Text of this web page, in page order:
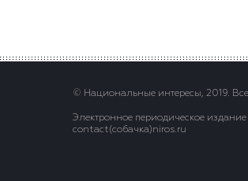
© Национальные интересы, 2019.
Электронное периодическое
contact(сoбaчка)niros.ru